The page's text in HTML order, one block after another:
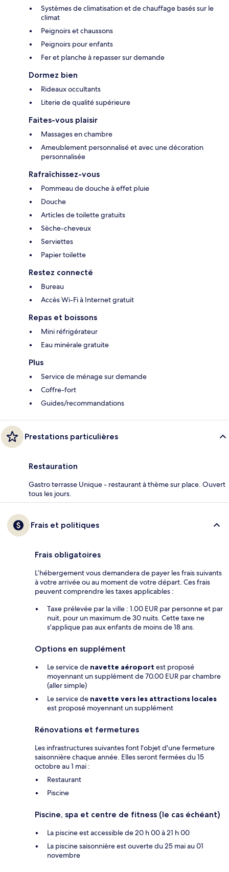
Systèmes de climatisation et de chauffage basés sur le
climat
Peignoirs et chaussons
Peignoirs pour enfants
Fer et planche à repasser sur demande
Dormez bien
Rideaux occultants
Literie de qualité supérieure
Faites-vous plaisir
Massages en chambre
Ameublement personnalisé et avec une décoration
personnalisée
Rafraîchissez-vous
Pommeau de douche à effet pluie
Douche
Articles de toilette gratuits
Sèche-cheveux
Serviettes
Papier toilette
Restez connecté
Bureau
Accès Wi-Fi à Internet gratuit
Repas et boissons
Mini réfrigérateur
Eau minérale gratuite
Plus
Service de ménage sur demande
Coffre-fort
Guides/recommandations
Prestations particulières
Restauration
Gastro terrasse Unique - restaurant à thème sur place. Ouvert
tous les jours.
Frais et politiques
Frais obligatoires
L’hébergement vous demandera de payer les frais suivants
à votre arrivée ou au moment de votre départ. Ces frais
peuvent comprendre les taxes applicables :
Taxe prélevée par la ville : 1.00 EUR par personne et par
nuit, pour un maximum de 30 nuits. Cette taxe ne
s'applique pas aux enfants de moins de 18 ans.
Options en supplément
Le service de navette aéroport est proposé
moyennant un supplément de 70.00 EUR par chambre
(aller simple)
Le service de navette vers les attractions locales
est proposé moyennant un supplément
Rénovations et fermetures
Les infrastructures suivantes font l'objet d'une fermeture
saisonnière chaque année. Elles seront fermées du 15
octobre au 1 mai :
Restaurant
Piscine
Piscine, spa et centre de fitness (le cas échéant)
La piscine est accessible de 20 h 00 à 21 h 00
La piscine saisonnière est ouverte du 25 mai au 01
novembre